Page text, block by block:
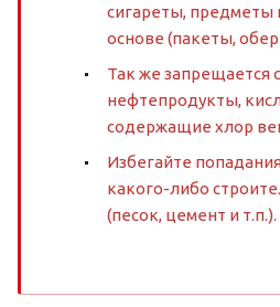
сигареты, предметы
основе (пакеты,
Так же запрещается
нефтепродукты,
содержащие хлор
Избегайте
какого-либо
(песок, цемент и т.п.).